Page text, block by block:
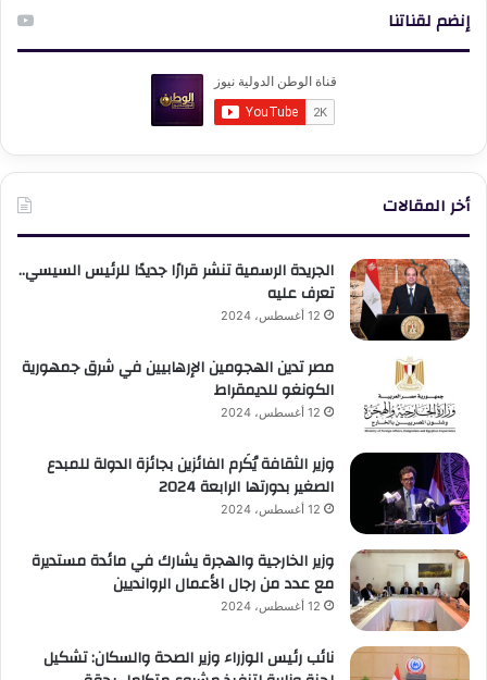
إنضم لقناتنا
أخر المقالات
الجريدة الرسمية تنشر قرارًا جديدًا للرئيس السيسي..
تعرف عليه
12 أغسطس، 2024
مصر تدين الهجومين الإرهابيين في شرق جمهورية
الكونغو للديمقراط
12 أغسطس، 2024
وزير الثقافة يُكَرم الفائزين بجائزة الدولة للمبدع
الصغير بدورتها الرابعة 2024
12 أغسطس، 2024
وزير الخارجية والهجرة يشارك في مائدة مستديرة
مع عدد من رجال الأعمال الروانديين
12 أغسطس، 2024
نائب رئيس الوزراء وزير الصحة والسكان: تشكيل